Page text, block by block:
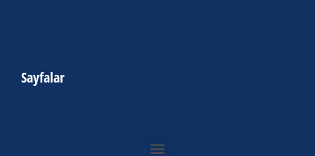
Sayfalar